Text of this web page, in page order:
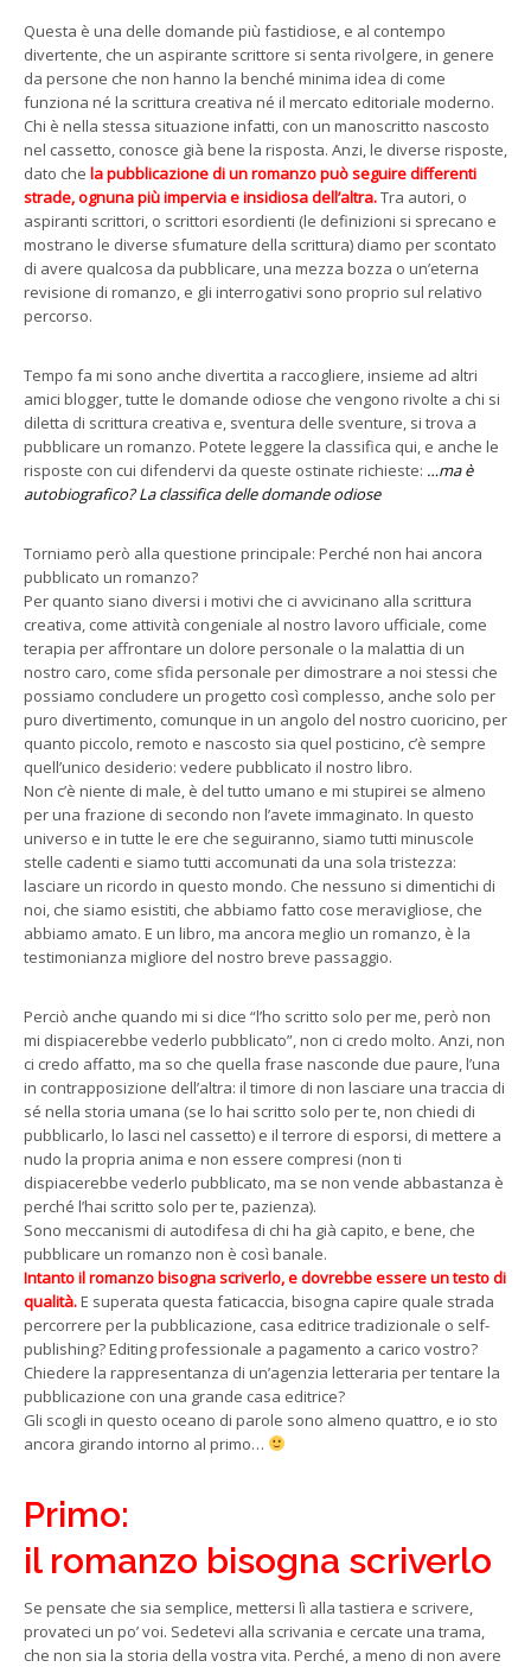
Questa è una delle domande più fastidiose, e al contempo
divertente, che un aspirante scrittore si senta rivolgere, in genere
da persone che non hanno la benché minima idea di come
funziona né la scrittura creativa né il mercato editoriale moderno.
Chi è nella stessa situazione infatti, con un manoscritto nascosto
nel cassetto, conosce già bene la risposta. Anzi, le diverse risposte,
dato che la pubblicazione di un romanzo può seguire differenti
strade, ognuna più impervia e insidiosa dell’altra.Tra autori, o
aspiranti scrittori, o scrittori esordienti (le definizioni si sprecano e
mostrano le diverse sfumature della scrittura) diamo per scontato
di avere qualcosa da pubblicare, una mezza bozza o un’eterna
revisione di romanzo, e gli interrogativi sono proprio sul relativo
percorso.
Tempo fa mi sono anche divertita a raccogliere, insieme ad altri
amici blogger, tutte le domande odiose che vengono rivolte a chi si
diletta di scrittura creativa e, sventura delle sventure, si trova a
pubblicare un romanzo. Potete leggere la classifica qui, e anche le
risposte con cui difendervi da queste ostinate richieste: …ma è
autobiografico? La classifica delle domande odiose
Torniamo però alla questione principale: Perché non hai ancora
pubblicato un romanzo?
Per quanto siano diversi i motivi che ci avvicinano alla scrittura
creativa, come attività congeniale al nostro lavoro ufficiale, come
terapia per affrontare un dolore personale o la malattia di un
nostro caro, come sfida personale per dimostrare a noi stessi che
possiamo concludere un progetto così complesso, anche solo per
puro divertimento, comunque in un angolo del nostro cuoricino, per
quanto piccolo, remoto e nascosto sia quel posticino, c’è sempre
quell’unico desiderio: vedere pubblicato il nostro libro.
Non c’è niente di male, è del tutto umano e mi stupirei se almeno
per una frazione di secondo non l’avete immaginato. In questo
universo e in tutte le ere che seguiranno, siamo tutti minuscole
stelle cadenti e siamo tutti accomunati da una sola tristezza:
lasciare un ricordo in questo mondo. Che nessuno si dimentichi di
noi, che siamo esistiti, che abbiamo fatto cose meravigliose, che
abbiamo amato. E un libro, ma ancora meglio un romanzo, è la
testimonianza migliore del nostro breve passaggio.
Perciò anche quando mi si dice “l’ho scritto solo per me, però non
mi dispiacerebbe vederlo pubblicato”, non ci credo molto. Anzi, non
ci credo affatto, ma so che quella frase nasconde due paure, l’una
in contrapposizione dell’altra: il timore di non lasciare una traccia di
sé nella storia umana (se lo hai scritto solo per te, non chiedi di
pubblicarlo, lo lasci nel cassetto) e il terrore di esporsi, di mettere a
nudo la propria anima e non essere compresi (non ti
dispiacerebbe vederlo pubblicato, ma se non vende abbastanza è
perché l’hai scritto solo per te, pazienza).
Sono meccanismi di autodifesa di chi ha già capito, e bene, che
pubblicare un romanzo non è così banale.
Intanto il romanzo bisogna scriverlo, e dovrebbe essere un testo di
qualità.E superata questa faticaccia, bisogna capire quale strada
percorrere per la pubblicazione, casa editrice tradizionale o self-
publishing? Editing professionale a pagamento a carico vostro?
Chiedere la rappresentanza di un’agenzia letteraria per tentare la
pubblicazione con una grande casa editrice?
Gli scogli in questo oceano di parole sono almeno quattro, e io sto
ancora girando intorno al primo…
Primo:
il romanzo bisogna scriverlo
Se pensate che sia semplice, mettersi lì alla tastiera e scrivere,
provateci un po’ voi. Sedetevi alla scrivania e cercate una trama,
che non sia la storia della vostra vita. Perché, a meno di non avere